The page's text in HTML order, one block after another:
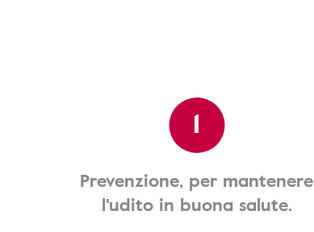
1
Prevenzione, per mantenere
l'udito in buona salute.